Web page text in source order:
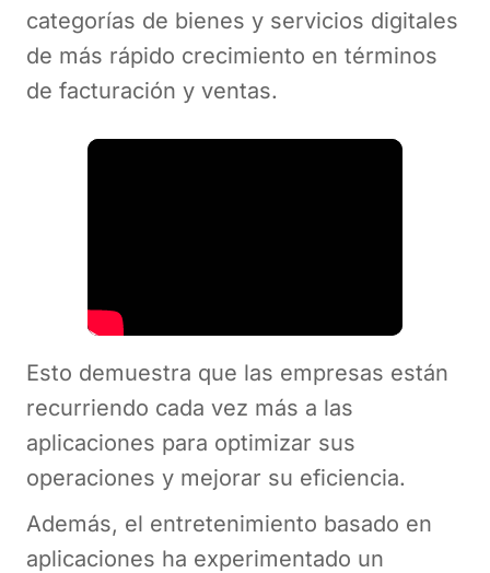
categorías de bienes y servicios digitales
de más rápido crecimiento en términos
de facturación y ventas.
Esto demuestra que las empresas están
recurriendo cada vez más a las
aplicaciones para optimizar sus
operaciones y mejorar su eficiencia.
Además, el entretenimiento basado en
aplicaciones ha experimentado un